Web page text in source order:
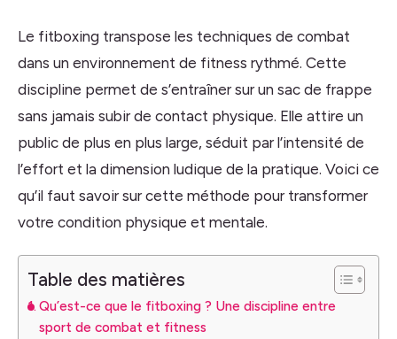
Le fitboxing transpose les techniques de combat
dans un environnement de fitness rythmé. Cette
discipline permet de s’entraîner sur un sac de frappe
sans jamais subir de contact physique. Elle attire un
public de plus en plus large, séduit par l’intensité de
l’effort et la dimension ludique de la pratique. Voici ce
qu’il faut savoir sur cette méthode pour transformer
votre condition physique et mentale.
Table des matières
Qu’est-ce que le fitboxing ? Une discipline entre
sport de combat et fitness